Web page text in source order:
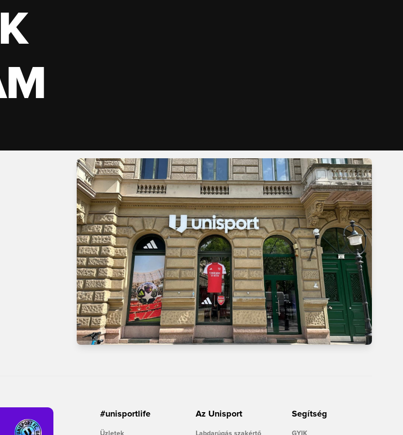
#unisportlife
Üzletek
Az Unisport
Labdarúgás szakértő
Segítség
GYIK